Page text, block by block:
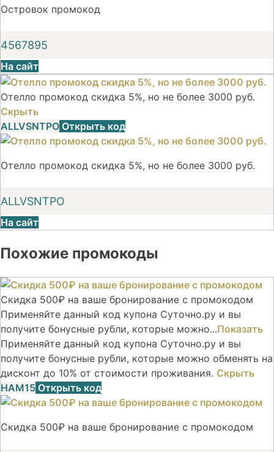
Островок промокод
4567895
На сайт
Отелло промокод скидка 5%, но не более 3000 руб.
Скрыть
ALLVSNTPO Открыть код
Отелло промокод скидка 5%, но не более 3000 руб.
ALLVSNTPO
На сайт
Похожие промокоды
Скидка 500₽ на ваше бронирование с промокодом
Применяйте данный код купона Суточно.ру и вы
получите бонусные рубли, которые можно...Показать
Применяйте данный код купона Суточно.ру и вы
получите бонусные рубли, которые можно обменять на
дисконт до 10% от стоимости проживания. Скрыть
НАМ15 Открыть код
Скидка 500₽ на ваше бронирование с промокодом